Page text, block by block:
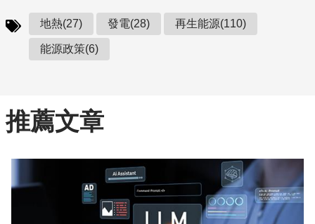
地熱(27) 發電(28) 再生能源(110)
能源政策(6)
推薦文章